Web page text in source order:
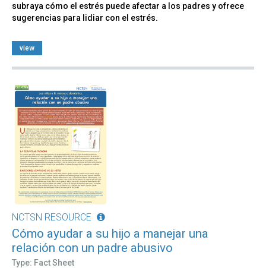
subraya cómo el estrés puede afectar a los padres y ofrece
sugerencias para lidiar con el estrés.
view
NCTSN RESOURCE
Cómo ayudar a su hijo a manejar una
relación con un padre abusivo
Type: Fact Sheet